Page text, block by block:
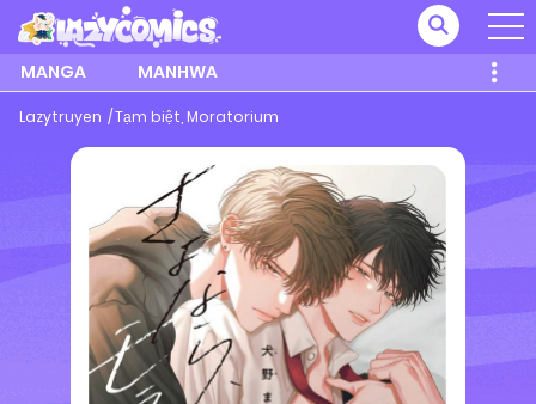
MANGA MANHWA
Lazytruyen Tạm biệt, Moratorium